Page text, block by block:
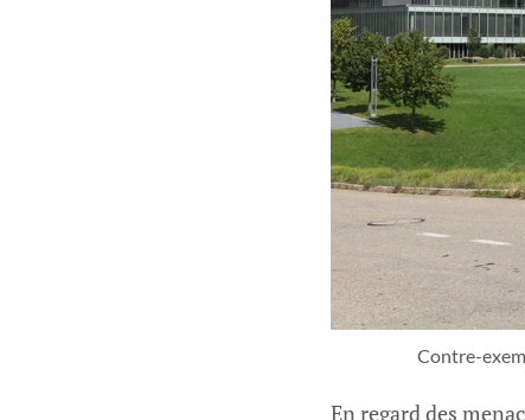
Contre-
En regard des